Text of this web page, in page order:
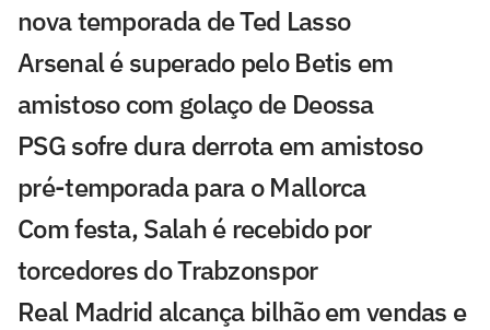
nova temporada de Ted Lasso
Arsenal é superado pelo Betis em
amistoso com golaço de Deossa
PSG sofre dura derrota em amistoso
pré-temporada para o Mallorca
Com festa, Salah é recebido por
torcedores do Trabzonspor
Real Madrid alcança bilhão em vendas e